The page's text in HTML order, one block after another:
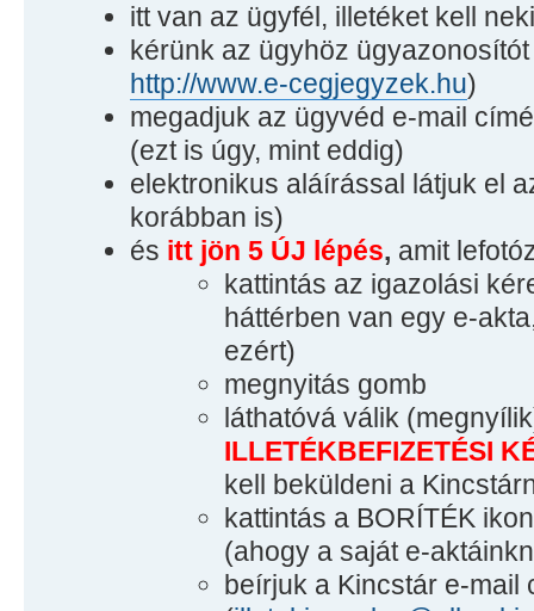
itt van az ügyfél, illetéket kell
kérünk az ügyhöz
http://www.e-cegjegyzek.hu)
megadjuk az ügyvéd e-mail
(ezt is úgy, mint eddig)
elektronikus aláírással látjuk el
korábban is)
és itt jön 5 ÚJ lépés, amit
kattintás az igazolási
háttérben van egy e-
ezért)
megnyitás gomb
láthatóvá válik
ILLETÉKBEFIZETÉSI
kell beküldeni a
kattintás a BORÍTÉK
(ahogy a saját e-
beírjuk a Kincstár e-mail